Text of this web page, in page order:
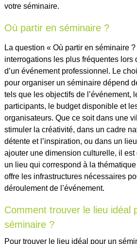
votre séminaire.
Où partir en séminaire ?
La question « Où partir en séminaire ?
interrogations les plus fréquentes lors
d’un événement professionnel. Le
pour organiser un séminaire dépend
tels que les objectifs de l’événement,
participants, le budget disponible et
organisateurs. Que ce soit dans une
stimuler la créativité, dans un cadre
détente et l’inspiration, ou dans un
ajouter une dimension culturelle, il
un lieu qui correspond à la
offre les infrastructures nécessaires
déroulement de l’événement.
Comment trouver le lieu idéal
séminaire ?
Pour trouver le lieu idéal pour un